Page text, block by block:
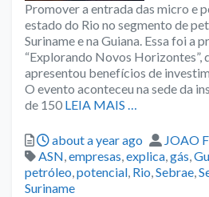
Promover a entrada das micro e
estado do Rio no segmento de
Suriname e na Guiana. Essa foi a
“Explorando Novos Horizontes”,
apresentou benefícios de
O evento aconteceu na sede da
de 150 LEIA MAIS …
Posted
about a year ago Author
JOAO
Tags
ASN,empresas,explica,gás,
petróleo,potencial, Rio,Sebrae,
Suriname